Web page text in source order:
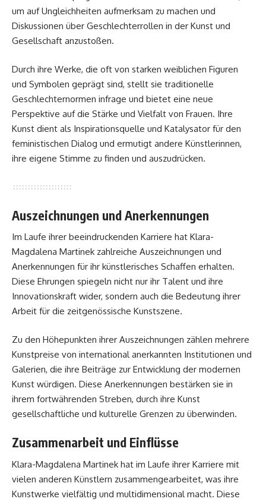
um auf Ungleichheiten aufmerksam zu machen und
Diskussionen über Geschlechterrollen in der Kunst und
Gesellschaft anzustoßen.
Durch ihre Werke, die oft von starken weiblichen Figuren
und Symbolen geprägt sind, stellt sie traditionelle
Geschlechternormen infrage und bietet eine neue
Perspektive auf die Stärke und Vielfalt von Frauen. Ihre
Kunst dient als Inspirationsquelle und Katalysator für den
feministischen Dialog und ermutigt andere Künstlerinnen,
ihre eigene Stimme zu finden und auszudrücken.
Auszeichnungen und Anerkennungen
Im Laufe ihrer beeindruckenden Karriere hat Klara-
Magdalena Martinek zahlreiche Auszeichnungen und
Anerkennungen für ihr künstlerisches Schaffen erhalten.
Diese Ehrungen spiegeln nicht nur ihr Talent und ihre
Innovationskraft wider, sondern auch die Bedeutung ihrer
Arbeit für die zeitgenössische Kunstszene.
Zu den Höhepunkten ihrer Auszeichnungen zählen mehrere
Kunstpreise von international anerkannten Institutionen und
Galerien, die ihre Beiträge zur Entwicklung der modernen
Kunst würdigen. Diese Anerkennungen bestärken sie in
ihrem fortwährenden Streben, durch ihre Kunst
gesellschaftliche und kulturelle Grenzen zu überwinden.
Zusammenarbeit und Einflüsse
Klara-Magdalena Martinek hat im Laufe ihrer Karriere mit
vielen anderen Künstlern zusammengearbeitet, was ihre
Kunstwerke vielfältig und multidimensional macht. Diese